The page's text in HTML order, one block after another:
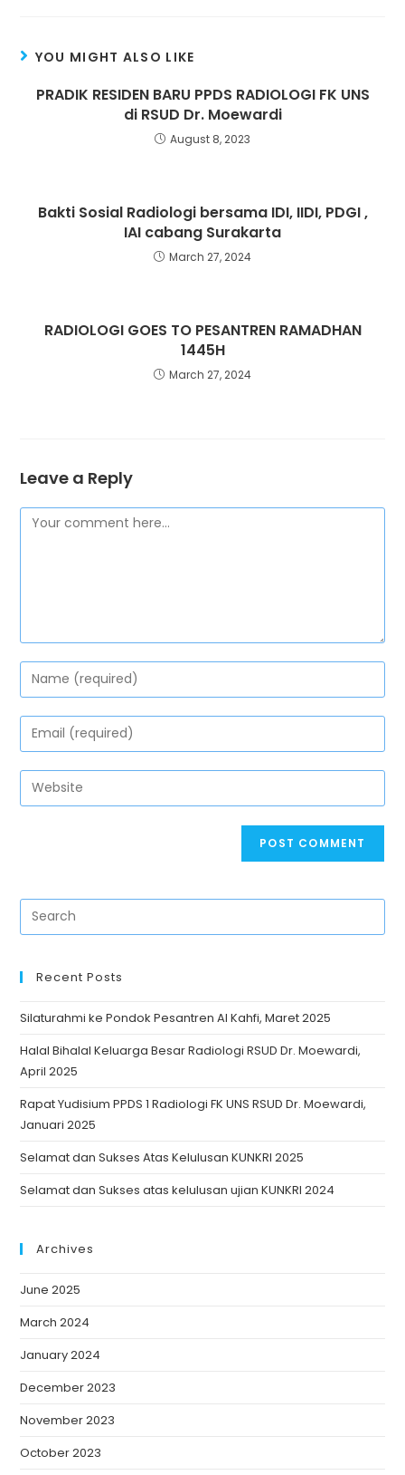
YOU MIGHT ALSO LIKE
PRADIK RESIDEN BARU PPDS RADIOLOGI FK UNS
di RSUD Dr. Moewardi
August 8, 2023
Bakti Sosial Radiologi bersama IDI, IIDI, PDGI ,
IAI cabang Surakarta
March 27, 2024
RADIOLOGI GOES TO PESANTREN RAMADHAN
1445H
March 27, 2024
Leave a Reply
Recent Posts
Silaturahmi ke Pondok Pesantren Al Kahfi, Maret 2025
Halal Bihalal Keluarga Besar Radiologi RSUD Dr. Moewardi,
April 2025
Rapat Yudisium PPDS 1 Radiologi FK UNS RSUD Dr. Moewardi,
Januari 2025
Selamat dan Sukses Atas Kelulusan KUNKRI 2025
Selamat dan Sukses atas kelulusan ujian KUNKRI 2024
Archives
June 2025
March 2024
January 2024
December 2023
November 2023
October 2023